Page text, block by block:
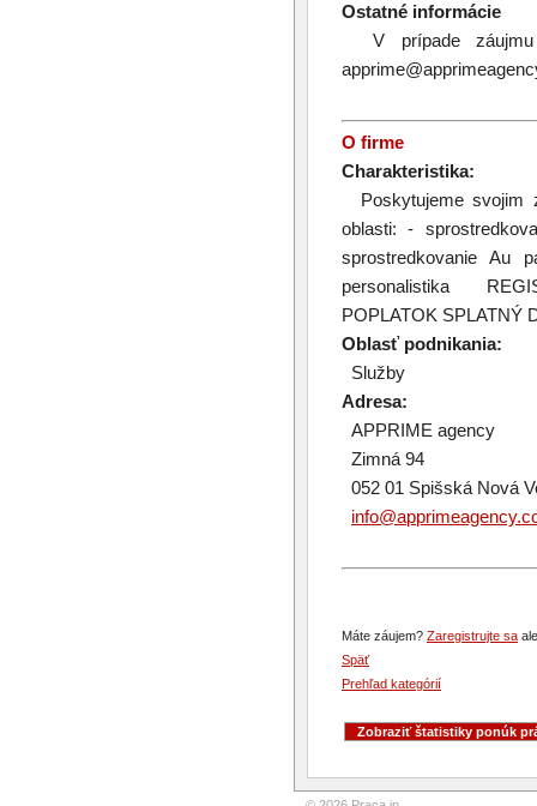
Ostatné informácie
V prípade záujmu
O firme
Charakteristika:
Poskytujeme svojim
oblasti: -
sprostredkovanie Au
personalistika
POPLATOK SPLATNÝ
Oblasť podnikania:
Služby
Adresa:
APPRIME agency
Zimná 94
052 01 Spišská Nová
Máte záujem? Zaregistrujte sa
Späť
Prehľad kategórií